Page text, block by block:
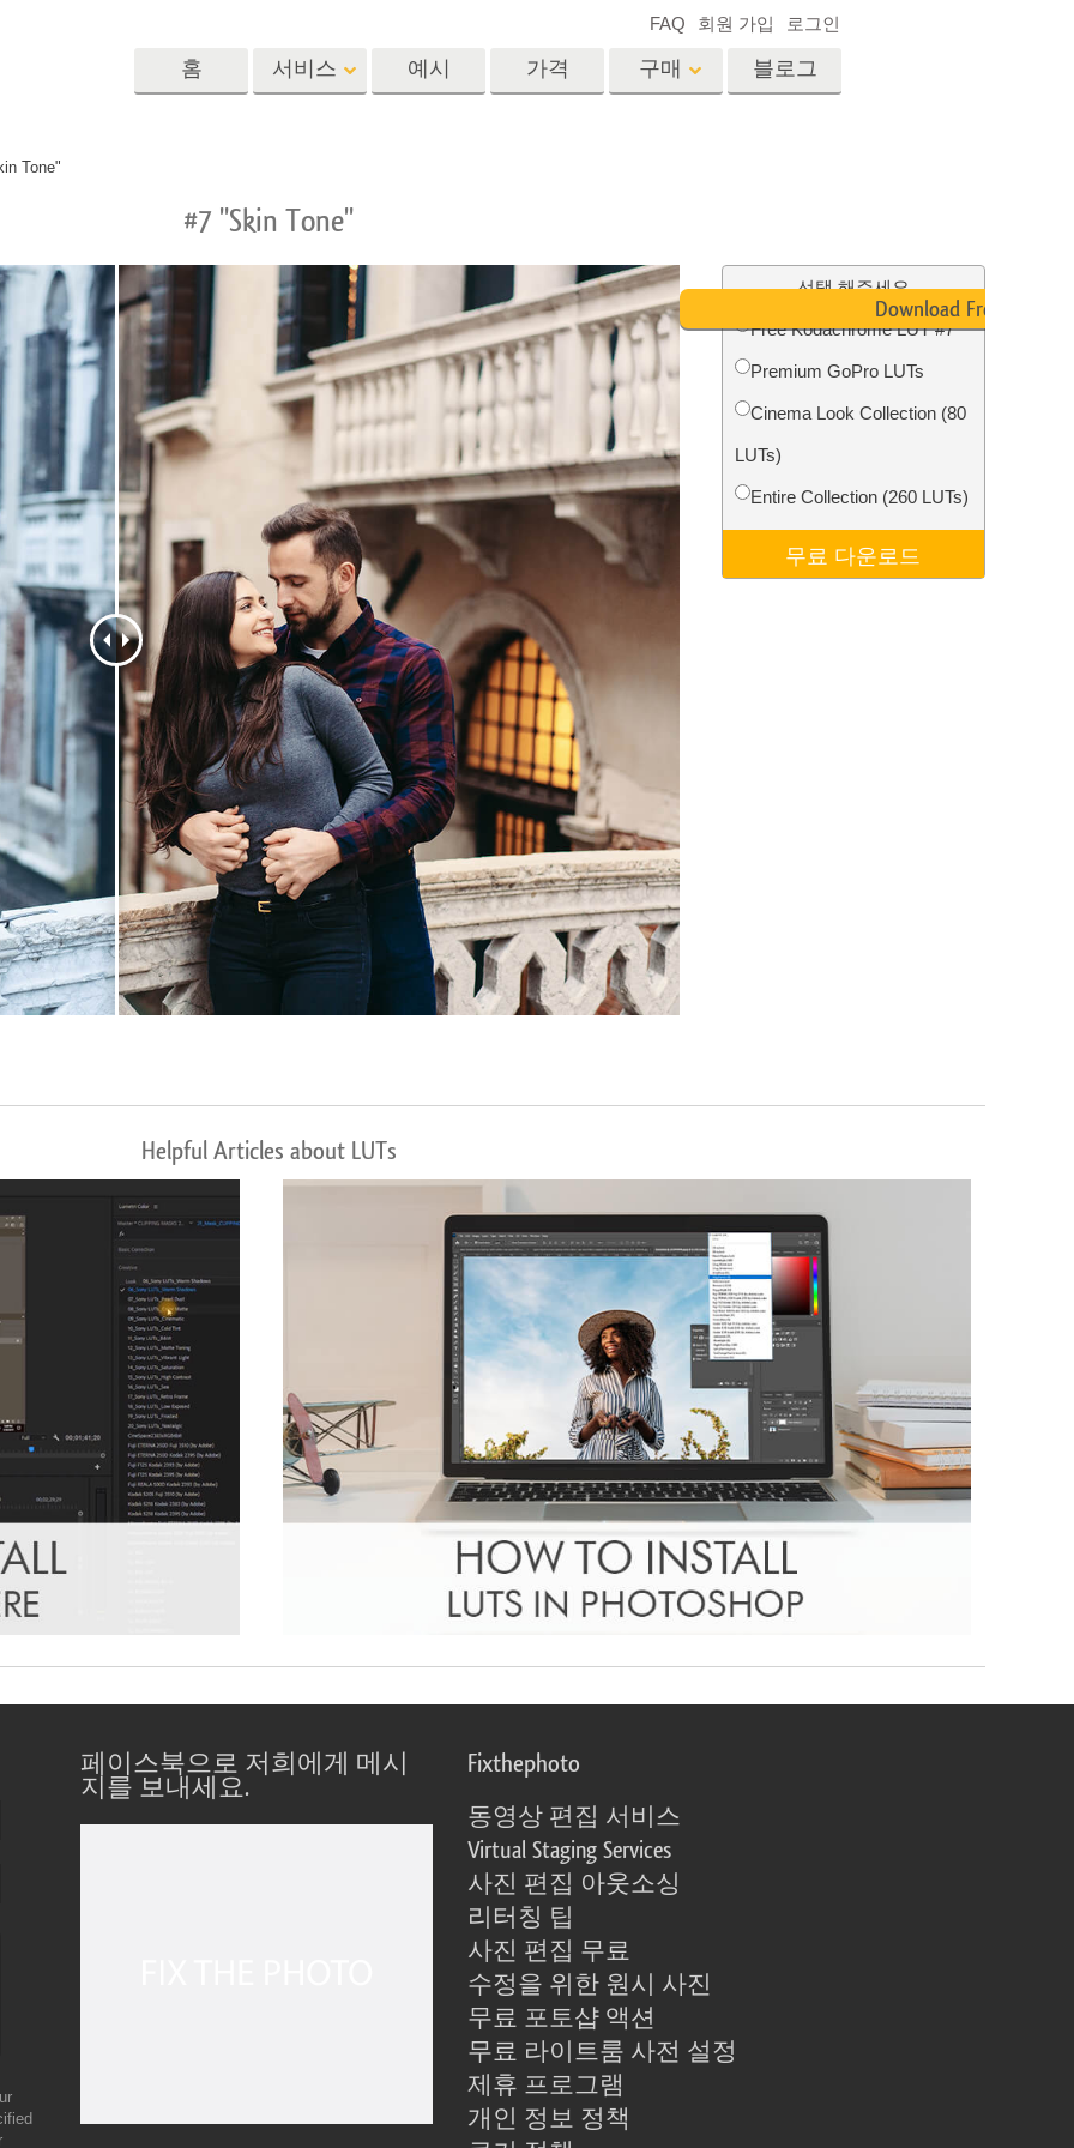
홈 서비스
편집 서비스 AI로 생성된 의류 모델 이미지 조작 서비스 사진 서비스
터칭 서비스 주얼리 리터칭 서비스 AI 훈련 데이터 Video Editing Services
예시 가격 구매
프리셋
렉션
포토샵 액션
포토샵 오버레이
포토샵 텍스처
Ps Actions 전체 컬렉션
Ps 오버레이 전체 컬렉
션
발렌타인 데이 카드
결혼식 초대장
어린이 생일 초대장
블로그
FAQ 회원 가입 로그인
Tone"
#7 "Skin Tone"
선택 해주세요
Free Kodachrome LUT #7
Premium GoPro LUTs
Cinema Look Collection (80
LUTs)
Entire Collection (260 LUTs)
무료 다운로드
Download Free
Helpful Articles about LUTs
페이스북으로 저희에게 메시
지를 보내세요.
Fixthephoto
동영상 편집 서비스
Virtual Staging Services
사진 편집 아웃소싱
리터칭 팁
사진 편집 무료
수정을 위한 원시 사진
무료 포토샵 액션
무료 라이트룸 사전 설정
제휴 프로그램
개인 정보 정책